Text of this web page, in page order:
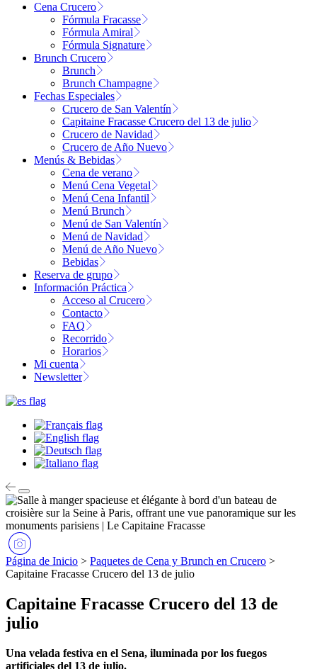
Cena Crucero
Fórmula Fracasse
Fórmula Amiral
Fórmula Signature
Brunch Crucero
Brunch
Brunch Champagne
Fechas Especiales
Crucero de San Valentín
Capitaine Fracasse Crucero del 13 de julio
Crucero de Navidad
Crucero de Año Nuevo
Menús & Bebidas
Cena de verano
Menú Cena Vegetal
Menú Cena Infantil
Menú Brunch
Menú de San Valentín
Menú de Navidad
Menú de Año Nuevo
Bebidas
Reserva de grupo
Información Práctica
Acceso al Crucero
Contacto
FAQ
Recorrido
Horarios
Mi cuenta
Newsletter
Página de Inicio > Paquetes de Cena y Brunch en Crucero >
Capitaine Fracasse Crucero del 13 de julio
Capitaine Fracasse Crucero del 13 de
julio
Una velada festiva en el Sena, iluminada por los fuegos
artificiales del 13 de julio.